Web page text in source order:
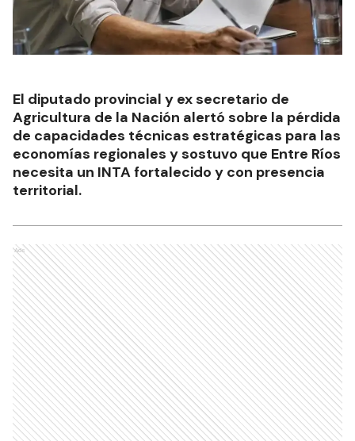
El diputado provincial y ex secretario de
Agricultura de la Nación alertó sobre la pérdida
de capacidades técnicas estratégicas para las
economías regionales y sostuvo que Entre Ríos
necesita un INTA fortalecido y con presencia
territorial.
Ads